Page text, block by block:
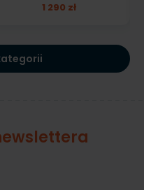
1 290 zł